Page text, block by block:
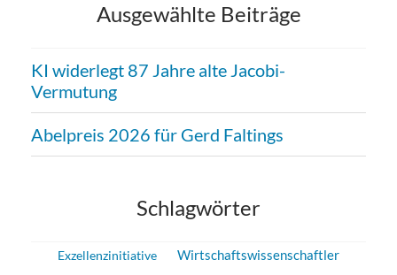
Ausgewählte Beiträge
KI widerlegt 87 Jahre alte Jacobi-
Vermutung
Abelpreis 2026 für Gerd Faltings
Schlagwörter
Exzellenzinitiative Wirtschaftswissenschaftler